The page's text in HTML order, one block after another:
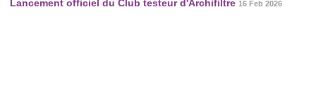
Lancement officiel du Club testeur d'Archifiltre 16 Feb 2026